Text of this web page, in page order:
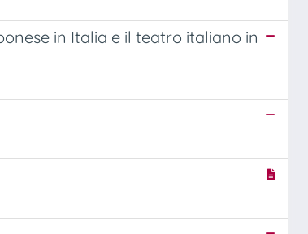
in Italia e il teatro italiano in